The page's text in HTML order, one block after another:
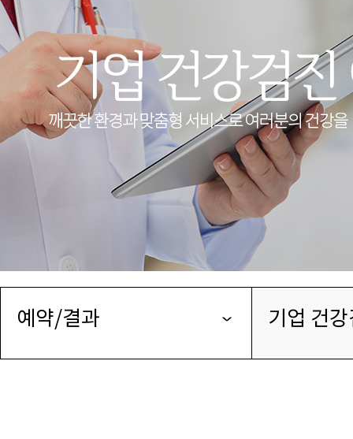
예약/결과 기업 건